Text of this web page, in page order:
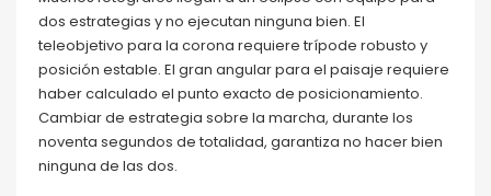
dos estrategias y no ejecutan ninguna bien. El
teleobjetivo para la corona requiere trípode robusto y
posición estable. El gran angular para el paisaje requiere
haber calculado el punto exacto de posicionamiento.
Cambiar de estrategia sobre la marcha, durante los
noventa segundos de totalidad, garantiza no hacer bien
ninguna de las dos.